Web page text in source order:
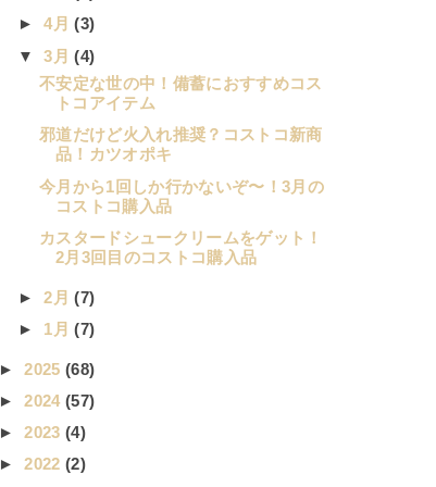
►4月(3)
▼3月(4)
不安定な世の中！備蓄におすすめコス
トコアイテム
邪道だけど火入れ推奨？コストコ新商
品！カツオポキ
今月から1回しか行かないぞ〜！3月の
コストコ購入品
カスタードシュークリームをゲット！
2月3回目のコストコ購入品
►2月(7)
► 1月(7)
►2025(68)
►2024(57)
►2023(4)
►2022(2)